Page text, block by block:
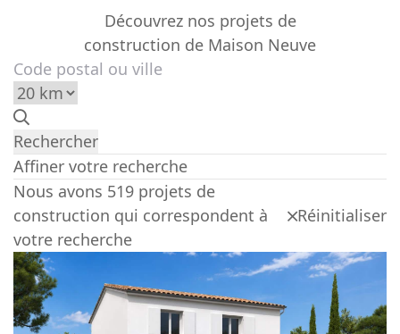
Découvrez nos projets de
construction de Maison Neuve
Affiner votre recherche
Nous avons 519 projets de
construction qui correspondent à
votre recherche
Réinitialiser